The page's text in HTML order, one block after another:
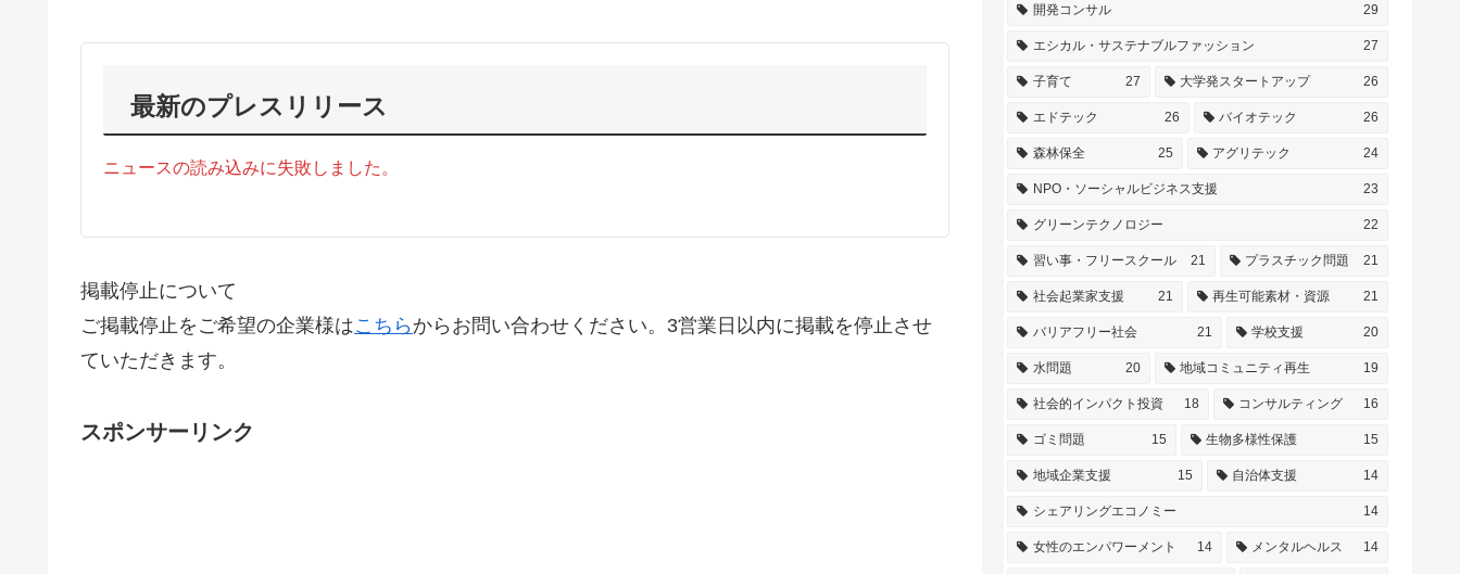
最新のプレスリリース
ニュースの読み込みに失敗しました。
掲載停止について
ご掲載停止をご希望の企業様はこちら からお問い合わせください。3営業日以内に掲載を停止させ
ていただきます。
スポンサーリンク
開発コンサル 29
エシカル・サステナブルファッション 27
子育て 27 大学発スタートアップ 26
エドテック 26 バイオテック 26
森林保全 25 アグリテック 24
NPO・ソーシャルビジネス支援 23
グリーンテクノロジー 22
習い事・フリースクール 21 プラスチック問題 21
社会起業家支援 21 再生可能素材・資源 21
バリアフリー社会 21 学校支援 20
水問題 20 地域コミュニティ再生 19
社会的インパクト投資 18 コンサルティング 16
ゴミ問題 15 生物多様性保護 15
地域企業支援 15 自治体支援 14
シェアリングエコノミー 14
女性のエンパワーメント 14 メンタルヘルス 14